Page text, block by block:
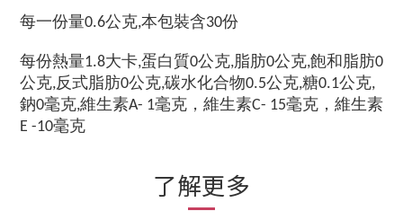
每一份量0.6公克,本包裝含30份
每份熱量1.8大卡,蛋白質0公克,脂肪0公克,飽和脂肪0
公克,反式脂肪0公克,碳水化合物0.5公克,糖0.1公克,
鈉0毫克,維生素A- 1毫克，維生素C- 15毫克，維生素
E -10毫克
了解更多